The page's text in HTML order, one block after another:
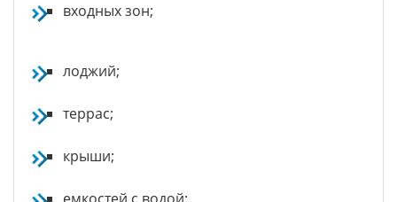
входных зон;
лоджий;
террас;
крыши;